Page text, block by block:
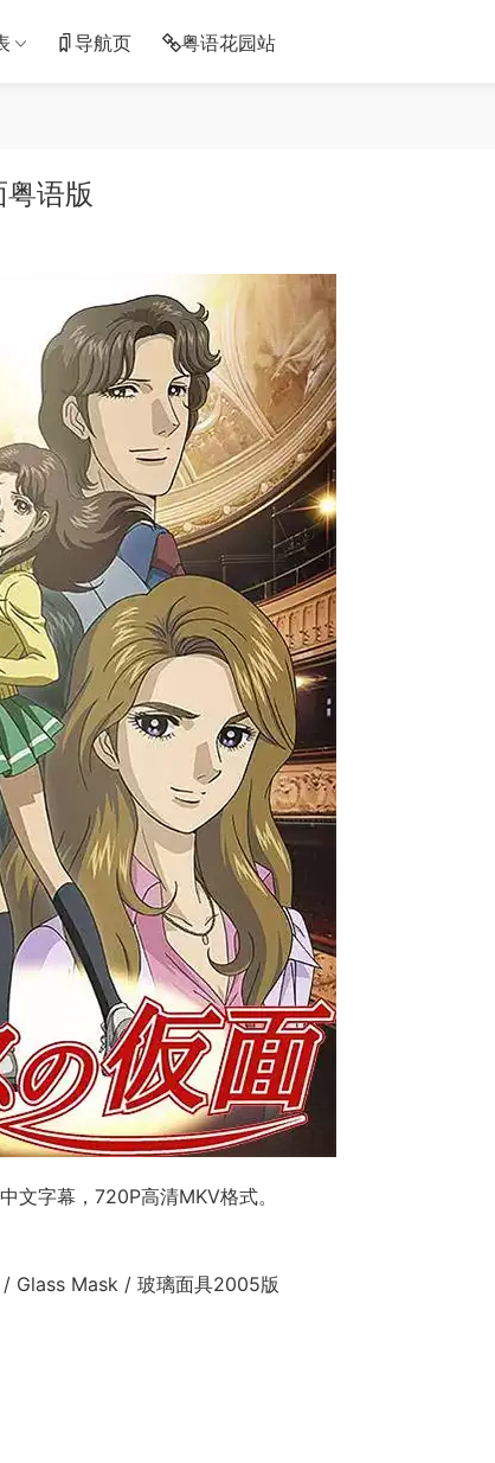
导航页 粤语花园站
语版
文字幕，720P高清MKV格式。
Glass Mask / 玻璃面具2005版